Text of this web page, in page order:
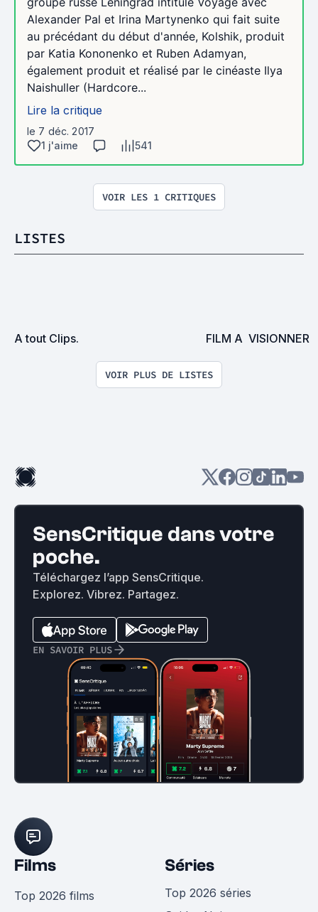
Alexander Pal et Irina Martynenko qui fait suite
au précédant du début d'année, Kolshik, produit
par Katia Kononenko et Ruben Adamyan,
également produit et réalisé par le cinéaste Ilya
Naishuller (Hardcore...
Lire la critique
le 7 déc. 2017
1 j'aime
541
VOIR LES 1 CRITIQUES
LISTES
A tout Clips. FILM A  VISIONNER
VOIR PLUS DE LISTES
SensCritique dans votre
poche.
Téléchargez l’app SensCritique.
Explorez. Vibrez. Partagez.
EN SAVOIR PLUS
Films
Top 2026 films
Séries
Top 2026 séries